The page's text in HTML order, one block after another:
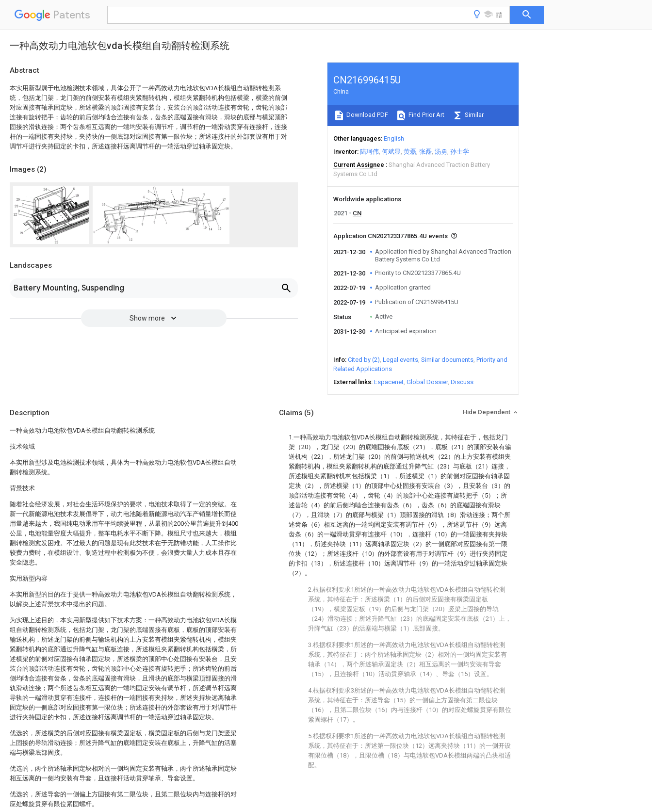
Patents
一种高效动力电池软包vda长模组自动翻转检测系统
Abstract
本实用新型属于电池检测技术领域，具体公开了一种高效动力电池软包VDA长模组自动翻转检测系
统，包括龙门架，龙门架的前侧安装有模组夹紧翻转机构，模组夹紧翻转机构包括横梁，横梁的前侧
对应固接有轴承固定块，所述横梁的顶部固接有安装台，安装台的顶部活动连接有齿轮，齿轮的顶部
连接有旋转把手；齿轮的前后侧均啮合连接有齿条，齿条的底端固接有滑块，滑块的底部与横梁顶部
固接的滑轨连接；两个齿条相互远离的一端均安装有调节杆，调节杆的一端滑动贯穿有连接杆，连接
杆的一端固接有夹持块，夹持块的一侧底部对应固接有第一限位块；所述连接杆的外部套设有用于对
调节杆进行夹持固定的卡扣，所述连接杆远离调节杆的一端活动穿过轴承固定块。
Images (2)
Landscapes
Battery Mounting, Suspending
Show more
CN216996415U
China
Download PDF Find Prior Art Similar
Other languages English
Inventor 陆珂伟 何斌显 黄磊 张磊 汤勇 孙士学
Current Assignee
Shanghai Advanced Traction Battery
Systems Co Ltd
Worldwide applications
2021
CN
Application CN202123377865.4U events
2021-12-30
Application filed by Shanghai Advanced Traction
Battery Systems Co Ltd
2021-12-30
Priority to CN202123377865.4U
2022-07-19 Application granted
2022-07-19 Publication of CN216996415U
Status Active
2031-12-30 Anticipated expiration
Info Cited by (2) Legal events Similar documents Priority and
Related Applications
External links Espacenet Global Dossier Discuss
Description
一种高效动力电池软包VDA长模组自动翻转检测系统
技术领域
本实用新型涉及电池检测技术领域，具体为一种高效动力电池软包VDA长模组自动
翻转检测系统。
背景技术
随着社会经济发展，对社会生活环境保护的要求，电池技术取得了一定的突破。在
新一代新能源电池技术发展倡导下，动力电池随着新能源电动汽车产销量增长而使
用量越来越大，我国纯电动乘用车平均续驶里程，从最初的200公里普遍提升到400
公里，电池能量密度大幅提升，整车电耗水平不断下降。模组尺寸也来越大，模组
翻转检测愈发困难。不过最大的问题是现有此类技术在于无防错功能，人工操作比
较费力费时，在模组设计、制造过程中检测极为不便，会浪费大量人力成本且存在
安全隐患。
实用新型内容
本实用新型的目的在于提供一种高效动力电池软包VDA长模组自动翻转检测系统，
以解决上述背景技术中提出的问题。
为实现上述目的，本实用新型提供如下技术方案：一种高效动力电池软包VDA长模
组自动翻转检测系统，包括龙门架，龙门架的底端固接有底板，底板的顶部安装有
输送机构，所述龙门架的前侧与输送机构的上方安装有模组夹紧翻转机构，模组夹
紧翻转机构的底部通过升降气缸与底板连接，所述模组夹紧翻转机构包括横梁，所
述横梁的前侧对应固接有轴承固定块，所述横梁的顶部中心处固接有安装台，且安
装台的顶部活动连接有齿轮，齿轮的顶部中心处连接有旋转把手；所述齿轮的前后
侧均啮合连接有齿条，齿条的底端固接有滑块，且滑块的底部与横梁顶部固接的滑
轨滑动连接；两个所述齿条相互远离的一端均固定安装有调节杆，所述调节杆远离
导轨的一端滑动贯穿有连接杆，连接杆的一端固接有夹持块，所述夹持块远离轴承
固定块的一侧底部对应固接有第一限位块；所述连接杆的外部套设有用于对调节杆
进行夹持固定的卡扣，所述连接杆远离调节杆的一端活动穿过轴承固定块。
优选的，所述横梁的后侧对应固接有横梁固定板，横梁固定板的后侧与龙门架竖梁
上固接的导轨滑动连接；所述升降气缸的底端固定安装在底板上，升降气缸的活塞
端与横梁底部固接。
优选的，两个所述轴承固定块相对的一侧均固定安装有轴承，两个所述轴承固定块
相互远离的一侧均安装有导套，且连接杆活动贯穿轴承、导套设置。
优选的，所述导套的一侧偏上方固接有第二限位块，且第二限位块内与连接杆的对
应处螺旋贯穿有限位紧固螺杆。
Claims (5) Hide Dependent
1.一种高效动力电池软包VDA长模组自动翻转检测系统，其特征在于，包括龙门
架（20），龙门架（20）的底端固接有底板（21），底板（21）的顶部安装有输
送机构（22），所述龙门架（20）的前侧与输送机构（22）的上方安装有模组夹
紧翻转机构，模组夹紧翻转机构的底部通过升降气缸（23）与底板（21）连接，
所述模组夹紧翻转机构包括横梁（1），所述横梁（1）的前侧对应固接有轴承固
定块（2），所述横梁（1）的顶部中心处固接有安装台（3），且安装台（3）的
顶部活动连接有齿轮（4），齿轮（4）的顶部中心处连接有旋转把手（5）；所
述齿轮（4）的前后侧均啮合连接有齿条（6），齿条（6）的底端固接有滑块
（7），且滑块（7）的底部与横梁（1）顶部固接的滑轨（8）滑动连接；两个所
述齿条（6）相互远离的一端均固定安装有调节杆（9），所述调节杆（9）远离
齿条（6）的一端滑动贯穿有连接杆（10），连接杆（10）的一端固接有夹持块
（11），所述夹持块（11）远离轴承固定块（2）的一侧底部对应固接有第一限
位块（12）；所述连接杆（10）的外部套设有用于对调节杆（9）进行夹持固定
的卡扣（13），所述连接杆（10）远离调节杆（9）的一端活动穿过轴承固定块
（2）。
2.根据权利要求1所述的一种高效动力电池软包VDA长模组自动翻转检测
系统，其特征在于：所述横梁（1）的后侧对应固接有横梁固定板
（19），横梁固定板（19）的后侧与龙门架（20）竖梁上固接的导轨
（24）滑动连接；所述升降气缸（23）的底端固定安装在底板（21）上，
升降气缸（23）的活塞端与横梁（1）底部固接。
3.根据权利要求1所述的一种高效动力电池软包VDA长模组自动翻转检测
系统，其特征在于：两个所述轴承固定块（2）相对的一侧均固定安装有
轴承（14），两个所述轴承固定块（2）相互远离的一侧均安装有导套
（15），且连接杆（10）活动贯穿轴承（14）、导套（15）设置。
4.根据权利要求3所述的一种高效动力电池软包VDA长模组自动翻转检测
系统，其特征在于：所述导套（15）的一侧偏上方固接有第二限位块
（16），且第二限位块（16）内与连接杆（10）的对应处螺旋贯穿有限位
紧固螺杆（17）。
5.根据权利要求1所述的一种高效动力电池软包VDA长模组自动翻转检测
系统，其特征在于：所述第一限位块（12）远离夹持块（11）的一侧开设
有限位槽（18），且限位槽（18）与电池软包VDA长模组两端的凸块相适
配。